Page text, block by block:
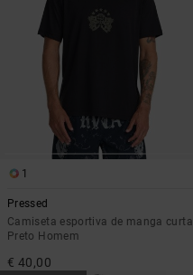
1
Pressed
Camiseta esportiva de manga curta
Preto Homem
€ 40,00